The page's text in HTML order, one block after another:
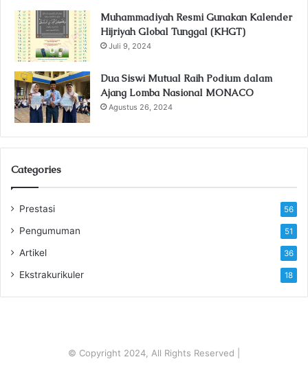
Muhammadiyah Resmi Gunakan Kalender
Hijriyah Global Tunggal (KHGT)
Juli 9, 2024
Dua Siswi Mutual Raih Podium dalam
Ajang Lomba Nasional MONACO
Agustus 26, 2024
Categories
Prestasi 56
Pengumuman 51
Artikel 36
Ekstrakurikuler 18
© Copyright 2024, All Rights Reserved |